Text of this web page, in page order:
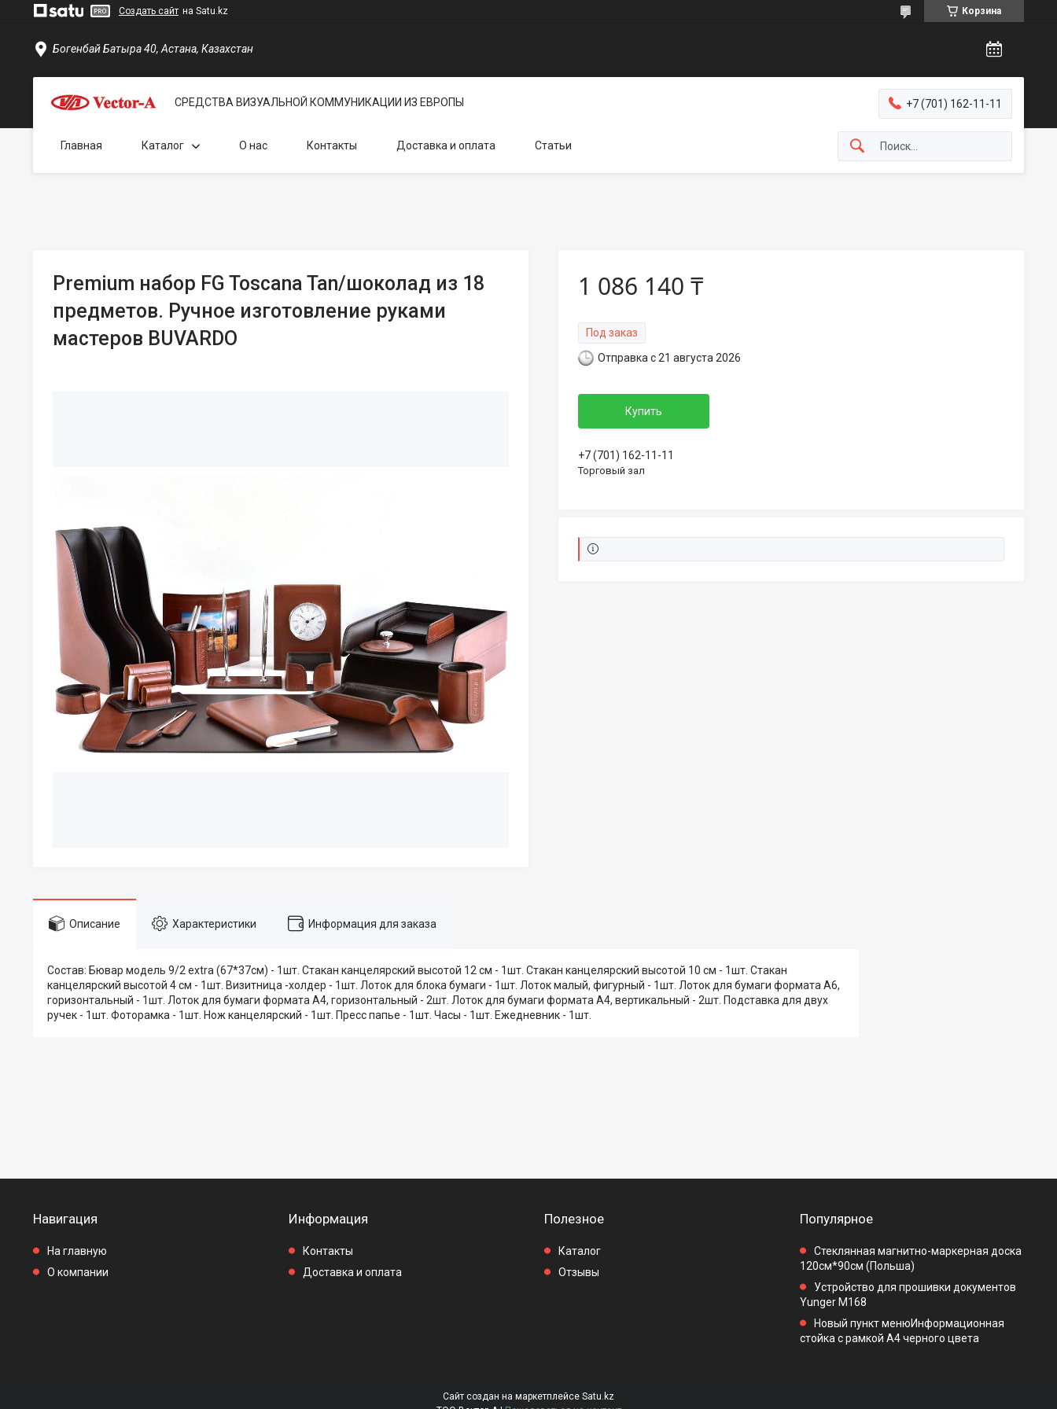
Создать сайт на Satu.kz Корзина
Богенбай Батыра 40, Астана, Казахстан
СРЕДСТВА ВИЗУАЛЬНОЙ КОММУНИКАЦИИ ИЗ ЕВРОПЫ +7 (701) 162-11-11
Главная Каталог О нас Контакты Доставка и оплата Статьи
Premium набор FG Toscana Tan/шоколад из 18
предметов. Ручное изготовление руками
мастеров BUVARDO
1 086 140 ₸
Под заказ
Отправка с 21 августа 2026
Купить
+7 (701) 162-11-11
Торговый зал
Описание Характеристики Информация для заказа
Состав: Бювар модель 9/2 extra (67*37см) - 1шт. Стакан канцелярский высотой 12 см - 1шт. Стакан канцелярский высотой 10 см - 1шт. Стакан
канцелярский высотой 4 см - 1шт. Визитница -холдер - 1шт. Лоток для блока бумаги - 1шт. Лоток малый, фигурный - 1шт. Лоток для бумаги формата А6,
горизонтальный - 1шт. Лоток для бумаги формата А4, горизонтальный - 2шт. Лоток для бумаги формата А4, вертикальный - 2шт. Подставка для двух
ручек - 1шт. Фоторамка - 1шт. Нож канцелярский - 1шт. Пресс папье - 1шт. Часы - 1шт. Ежедневник - 1шт.
Навигация
На главную
О компании
Информация
Контакты
Доставка и оплата
Полезное
Каталог
Отзывы
Популярное
Стеклянная магнитно-маркерная доска
120см*90см (Польша)
Устройство для прошивки документов
Yunger M168
Новый пункт менюИнформационная
стойка с рамкой А4 черного цвета
Сайт создан на маркетплейсе Satu.kz